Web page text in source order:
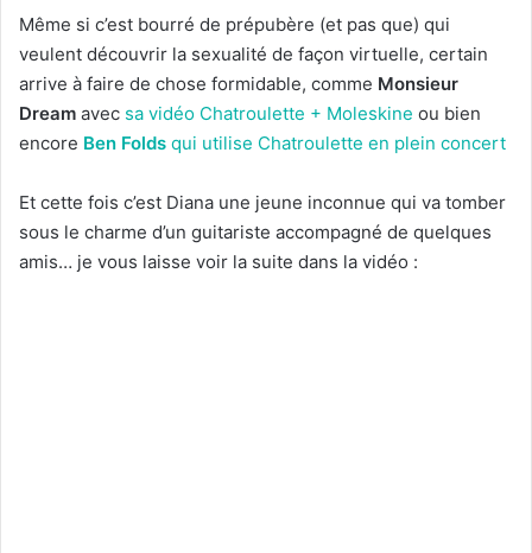
Même si c’est bourré de prépubère (et pas que) qui
veulent découvrir la sexualité de façon virtuelle, certain
arrive à faire de chose formidable, comme Monsieur
Dream avec sa vidéo Chatroulette + Moleskine ou bien
encore Ben Folds qui utilise Chatroulette en plein concert
Et cette fois c’est Diana une jeune inconnue qui va tomber
sous le charme d’un guitariste accompagné de quelques
amis… je vous laisse voir la suite dans la vidéo :